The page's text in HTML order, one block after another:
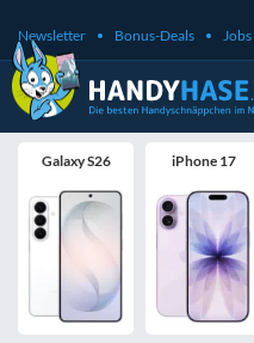
Newsletter Bonus-Deals Jobs
Galaxy S26 iPhone 17